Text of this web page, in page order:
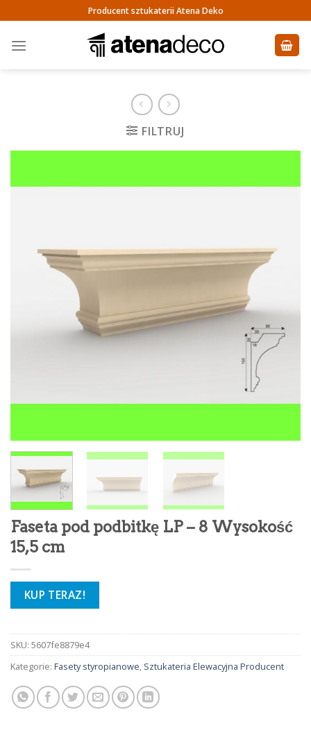
to
content
Producent sztukaterii Atena Deko
FILTRUJ
Faseta pod podbitkę LP – 8 Wysokość
15,5 cm
KUP TERAZ!
SKU: 5607fe8879e4
Kategorie: Fasety styropianowe, Sztukateria Elewacyjna Producent